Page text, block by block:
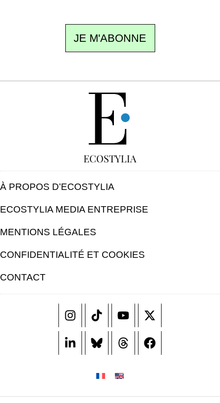
JE M'ABONNE
ECOSTYLIA
À PROPOS D’ECOSTYLIA
ECOSTYLIA MEDIA ENTREPRISE
MENTIONS LÉGALES
CONFIDENTIALITÉ ET COOKIES
CONTACT